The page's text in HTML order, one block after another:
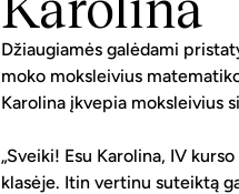
Džiaugiamės galėdami
moko moksleivius
Karolina įkvepia moksleivius
„Sveiki! Esu Karolina, IV
klasėje. Itin vertinu suteiktą